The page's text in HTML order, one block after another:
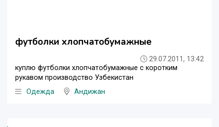
футболки хлопчатобумажные
29.07.2011, 13:42
куплю футболки хлопчатобумажные с коротким
рукавом производство Узбекистан
Одежда
Андижан